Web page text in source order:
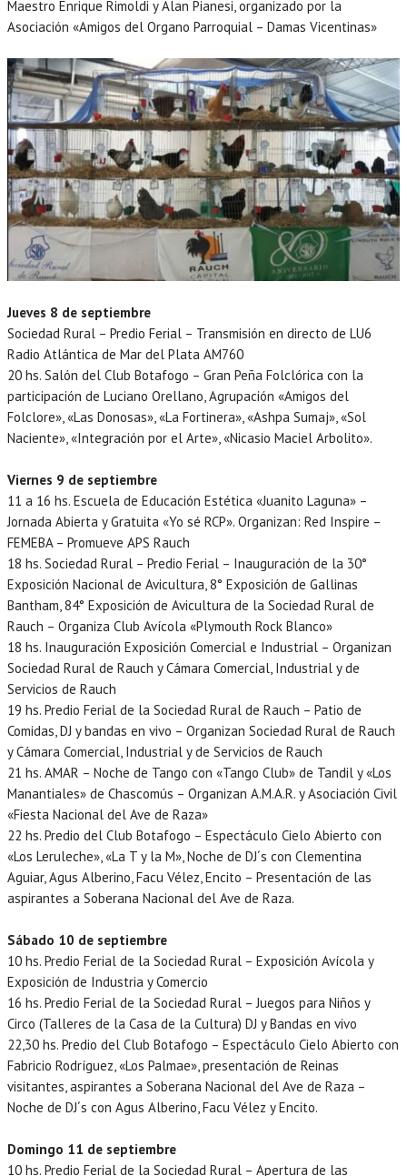
Maestro Enrique Rimoldi y Alan Pianesi, organizado por la
Asociación «Amigos del Organo Parroquial – Damas Vicentinas»
Jueves 8 de septiembre
Sociedad Rural – Predio Ferial – Transmisión en directo de LU6
Radio Atlántica de Mar del Plata AM760
20 hs. Salón del Club Botafogo – Gran Peña Folclórica con la
participación de Luciano Orellano, Agrupación «Amigos del
Folclore», «Las Donosas», «La Fortinera», «Ashpa Sumaj», «Sol
Naciente», «Integración por el Arte», «Nicasio Maciel Arbolito».
Viernes 9 de septiembre
11 a 16 hs. Escuela de Educación Estética «Juanito Laguna» –
Jornada Abierta y Gratuita «Yo sé RCP». Organizan: Red Inspire –
FEMEBA – Promueve APS Rauch
18 hs. Sociedad Rural – Predio Ferial – Inauguración de la 30°
Exposición Nacional de Avicultura, 8° Exposición de Gallinas
Bantham, 84° Exposición de Avicultura de la Sociedad Rural de
Rauch – Organiza Club Avícola «Plymouth Rock Blanco»
18 hs. Inauguración Exposición Comercial e Industrial – Organizan
Sociedad Rural de Rauch y Cámara Comercial, Industrial y de
Servicios de Rauch
19 hs. Predio Ferial de la Sociedad Rural de Rauch – Patio de
Comidas, DJ y bandas en vivo – Organizan Sociedad Rural de Rauch
y Cámara Comercial, Industrial y de Servicios de Rauch
21 hs. AMAR – Noche de Tango con «Tango Club» de Tandil y «Los
Manantiales» de Chascomús – Organizan A.M.A.R. y Asociación Civil
«Fiesta Nacional del Ave de Raza»
22 hs. Predio del Club Botafogo – Espectáculo Cielo Abierto con
«Los Leruleche», «La T y la M», Noche de DJ´s con Clementina
Aguiar, Agus Alberino, Facu Vélez, Encito – Presentación de las
aspirantes a Soberana Nacional del Ave de Raza.
Sábado 10 de septiembre
10 hs. Predio Ferial de la Sociedad Rural – Exposición Avícola y
Exposición de Industria y Comercio
16 hs. Predio Ferial de la Sociedad Rural – Juegos para Niños y
Circo (Talleres de la Casa de la Cultura) DJ y Bandas en vivo
22,30 hs. Predio del Club Botafogo – Espectáculo Cielo Abierto con
Fabricio Rodríguez, «Los Palmae», presentación de Reinas
visitantes, aspirantes a Soberana Nacional del Ave de Raza –
Noche de DJ´s con Agus Alberino, Facu Vélez y Encito.
Domingo 11 de septiembre
10 hs. Predio Ferial de la Sociedad Rural – Apertura de las